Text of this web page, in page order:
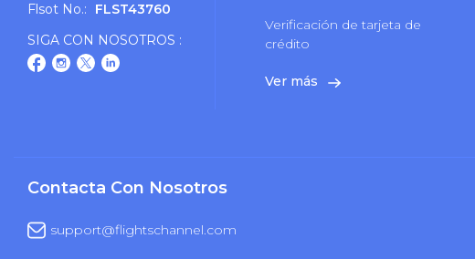
Flsot No.:
FLST43760
SIGA CON NOSOTROS :
Verificación de tarjeta de
crédito
Ver más
Contacta Con Nosotros
support@flightschannel.com